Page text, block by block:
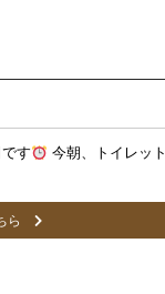
す
今朝、トイレット
ら